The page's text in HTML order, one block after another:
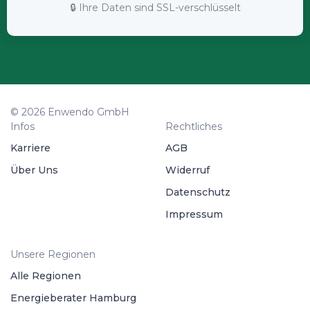
🔒 Ihre Daten sind SSL-verschlüsselt
© 2026 Enwendo GmbH
Infos
Karriere
Über Uns
Rechtliches
AGB
Widerruf
Datenschutz
Impressum
Unsere Regionen
Alle Regionen
Energieberater Hamburg